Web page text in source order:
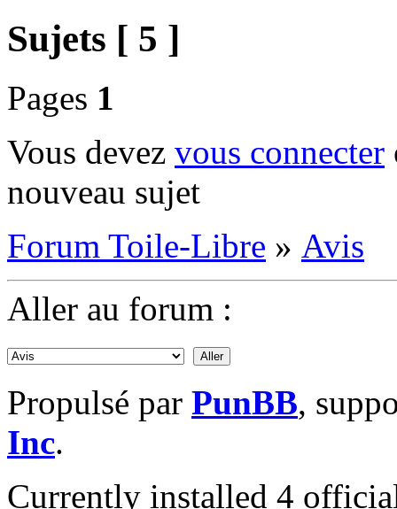
Sujets [ 5 ]
Pages 1
Vous devez vous connecter
nouveau sujet
Forum Toile-Libre » Avis
Aller au forum :
Propulsé par PunBB,
Inc.
Currently installed 4